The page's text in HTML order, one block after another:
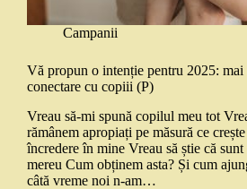
Campanii
Vă propun o intenție pentru 2025: mai
conectare cu copiii (P)
Vreau să-mi spună copilul meu tot
rămânem apropiați pe măsură ce
încredere în mine Vreau să știe că sunt
mereu Cum obținem asta? Și cum
câtă vreme noi n-am…